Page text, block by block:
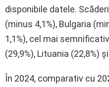
disponibile datele.
(minus 4,1%), Bulgaria
1,1%), cel mai
(29,9%), Lituania (22,8%)
În 2024, comparativ cu